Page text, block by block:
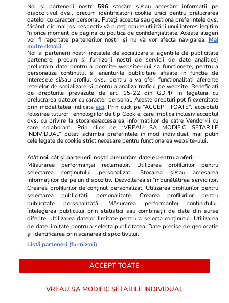
Ringier România
Libertatea pentru
Unica.ro
Program TV
Avantaje
ELLE
Gazeta Sporturilor
Stiri mondene
Calculator sarcina
Ajută Copiii
Locuri de muncă
Imobiliare.ro
Jobradar24
Imoradar24
Colecții Libertatea
Pariază responsabil! Decizia ONJN nr. 821/25.09.2025.
Jocurile de noroc sunt interzise minorilor.
© 2026 Ringier Romania. Toate drepturile rezervate
Actualizare preferințe cookies
Noi și partenerii noștri 596 stocăm și/sau accesăm informații pe
dispozitivul dvs., precum identificatorii cookie unici pentru prelucrarea
datelor cu caracter personal. Puteți accepta sau gestiona preferințele dvs.
făcând clic mai jos, respectiv vă puteți opune utilizării unui interes legitim
în orice moment pe pagina cu politica de confidențialitate. Aceste alegeri
vor fi raportate partenerilor noștri și nu vă vor afecta navigarea. Mai
multe detalii
Noi si partenerii nostri (retelele de socializare si agentiile de publicitate
partenere, precum si furnizorii nostri de servicii de date analitice)
prelucram date pentru a permite website-ului sa functioneze, pentru a
personaliza continutul si anunturile publicitare afisate in functie de
interesele si/sau profilul dvs., pentru a va oferi functionalitati aferente
retelelor de socializare si pentru a analiza traficul pe website. Beneficiati
de drepturile prevazute de art. 15-22 din GDPR in legatura cu
prelucrarea datelor cu caracter personal. Aceste drepturi pot fi exercitate
prin modalitatea indicataaici. Prin click pe “ACCEPT TOATE”, acceptati
folosirea tuturor Tehnologiilor de tip Cookie, care implica inclusiv acceptul
dvs. cu privire la stocarea/accesarea informatiilor de catre Vendor-ii cu
care colaboram. Prin click pe “VREAU SA MODIFIC SETARILE
INDIVIDUAL” puteti schimba preferintele in mod individual, mai putin
cele legate de cookie strict necesare pentru functionarea website-ului.
Atât noi, cât și partenerii noștri prelucrăm datele pentru a oferi:
Măsurarea performanței reclamelor. Utilizarea profilurilor pentru
selectarea conținutului personalizat. Stocarea și/sau accesarea
informațiilor de pe un dispozitiv. Dezvoltarea și îmbunătățirea serviciilor.
Crearea profilurilor de conținut personalizat. Utilizarea profilurilor pentru
selectarea publicității personalizate. Crearea profilurilor pentru
publicitate personalizată. Măsurarea performanței conținutului.
Înțelegerea publicului prin statistici sau combinații de date din surse
diferite. Utilizarea datelor limitate pentru a selecta conținutul. Utilizarea
de date limitate pentru a selecta publicitatea. Date precise de geolocație
și identificarea prin scanarea dispozitivului.
Listă parteneri (furnizori)
ACCEPT TOATE
VREAU SA MODIFIC SETARILE INDIVIDUAL